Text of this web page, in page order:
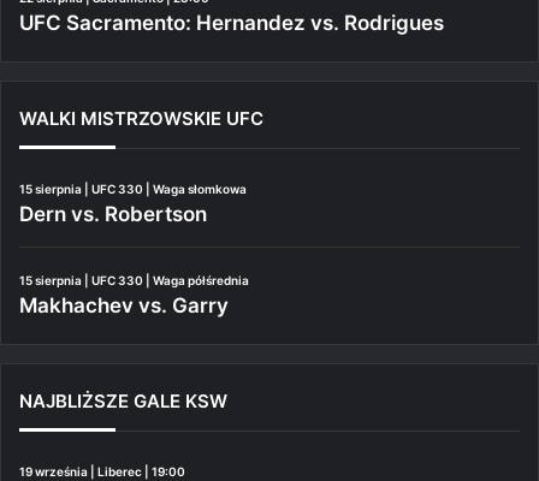
UFC Sacramento: Hernandez vs. Rodrigues
WALKI MISTRZOWSKIE UFC
15 sierpnia | UFC 330 | Waga słomkowa
Dern vs. Robertson
15 sierpnia | UFC 330 | Waga półśrednia
Makhachev vs. Garry
NAJBLIŻSZE GALE KSW
19 września | Liberec | 19:00